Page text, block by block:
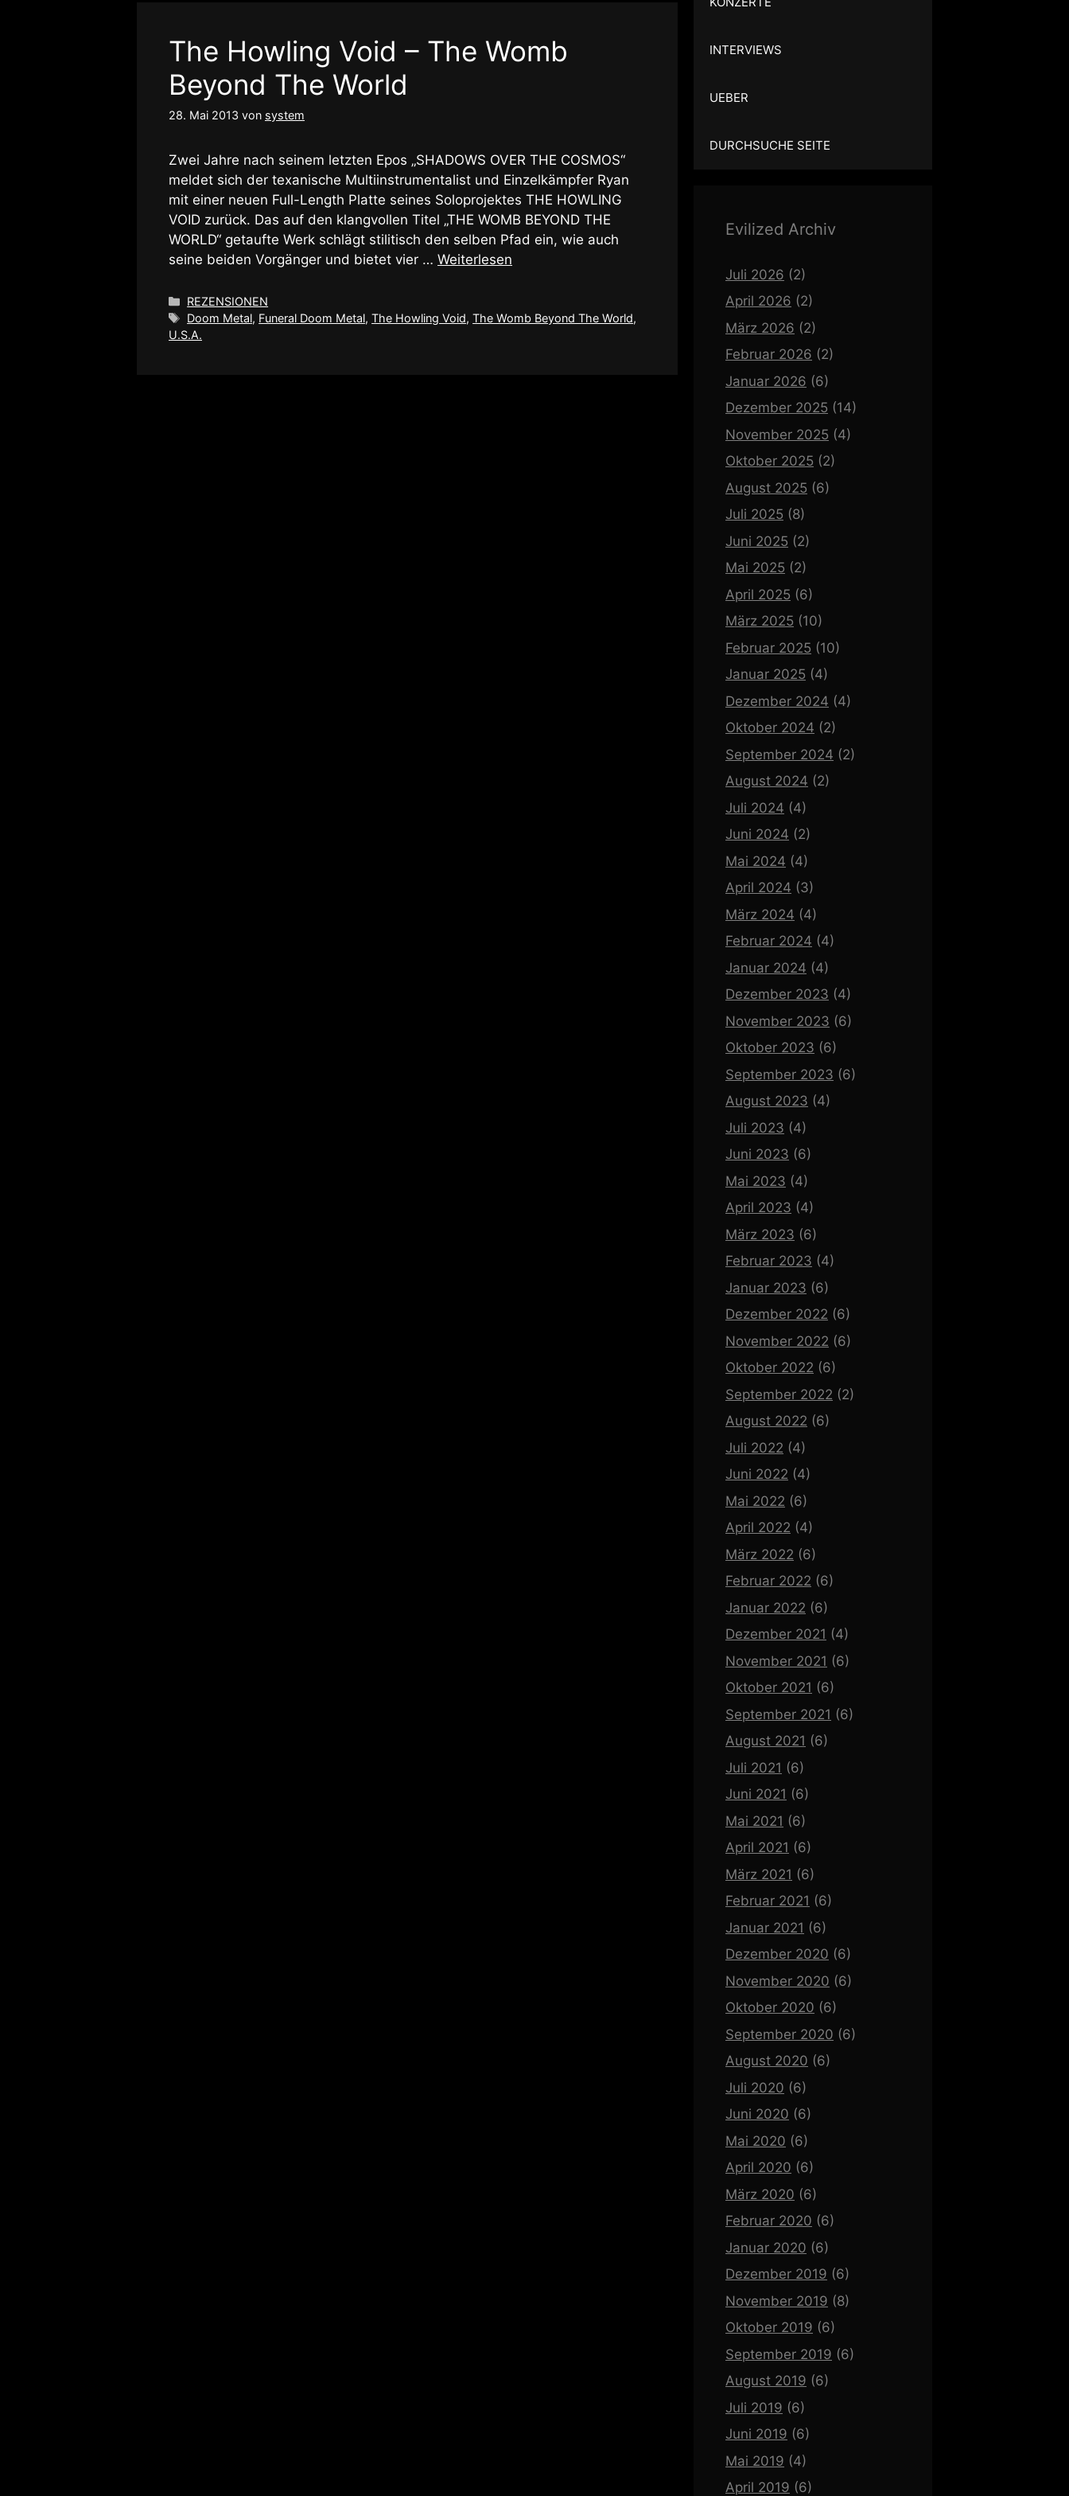
The Howling Void – The Womb
Beyond The World
28. Mai 2013 von system
Zwei Jahre nach seinem letzten Epos „SHADOWS OVER THE COSMOS“
meldet sich der texanische Multiinstrumentalist und Einzelkämpfer Ryan
mit einer neuen Full-Length Platte seines Soloprojektes THE HOWLING
VOID zurück. Das auf den klangvollen Titel „THE WOMB BEYOND THE
WORLD“ getaufte Werk schlägt stilitisch den selben Pfad ein, wie auch
seine beiden Vorgänger und bietet vier … Weiterlesen
Kategorien
REZENSIONEN
Schlagwörter
Doom Metal, Funeral Doom Metal,The Howling Void,The Womb Beyond The World,
U.S.A.
INTERVIEWS
UEBER
DURCHSUCHE SEITE
Evilized Archiv
Juli 2026 (2)
April 2026 (2)
März 2026 (2)
Februar 2026 (2)
Januar 2026 (6)
Dezember 2025 (14)
November 2025 (4)
Oktober 2025 (2)
August 2025 (6)
Juli 2025 (8)
Juni 2025 (2)
Mai 2025 (2)
April 2025 (6)
März 2025 (10)
Februar 2025 (10)
Januar 2025 (4)
Dezember 2024 (4)
Oktober 2024 (2)
September 2024 (2)
August 2024 (2)
Juli 2024 (4)
Juni 2024 (2)
Mai 2024 (4)
April 2024 (3)
März 2024 (4)
Februar 2024 (4)
Januar 2024 (4)
Dezember 2023 (4)
November 2023 (6)
Oktober 2023 (6)
September 2023 (6)
August 2023 (4)
Juli 2023 (4)
Juni 2023 (6)
Mai 2023 (4)
April 2023 (4)
März 2023 (6)
Februar 2023 (4)
Januar 2023 (6)
Dezember 2022 (6)
November 2022 (6)
Oktober 2022 (6)
September 2022 (2)
August 2022 (6)
Juli 2022 (4)
Juni 2022 (4)
Mai 2022 (6)
April 2022 (4)
März 2022 (6)
Februar 2022 (6)
Januar 2022 (6)
Dezember 2021 (4)
November 2021 (6)
Oktober 2021 (6)
September 2021 (6)
August 2021 (6)
Juli 2021 (6)
Juni 2021 (6)
Mai 2021 (6)
April 2021 (6)
März 2021 (6)
Februar 2021 (6)
Januar 2021 (6)
Dezember 2020 (6)
November 2020 (6)
Oktober 2020 (6)
September 2020 (6)
August 2020 (6)
Juli 2020 (6)
Juni 2020 (6)
Mai 2020 (6)
April 2020 (6)
März 2020 (6)
Februar 2020 (6)
Januar 2020 (6)
Dezember 2019 (6)
November 2019 (8)
Oktober 2019 (6)
September 2019 (6)
August 2019 (6)
Juli 2019 (6)
Juni 2019 (6)
Mai 2019 (4)
April 2019 (6)